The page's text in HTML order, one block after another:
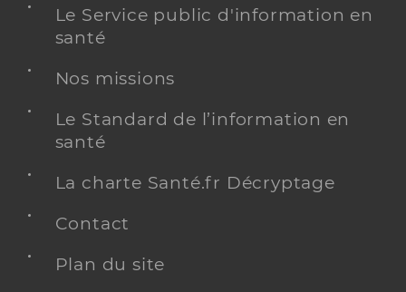
Le Service public d'information en
santé
Nos missions
Le Standard de l’information en
santé
La charte Santé.fr Décryptage
Contact
Plan du site